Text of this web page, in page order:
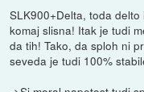
SLK900+Delta, toda
komaj slisna! Itak je tudi
da tih! Tako, da sploh ni
seveda je tudi 100%